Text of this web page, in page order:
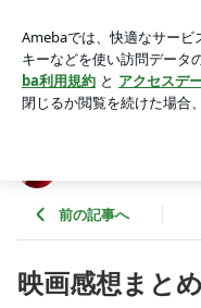
アプリをダウンロードし
ょう。
前の記事へ
映画感想まと